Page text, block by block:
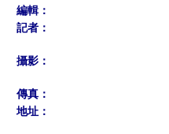
編輯：
記者：
攝影：
傳真：
地址：